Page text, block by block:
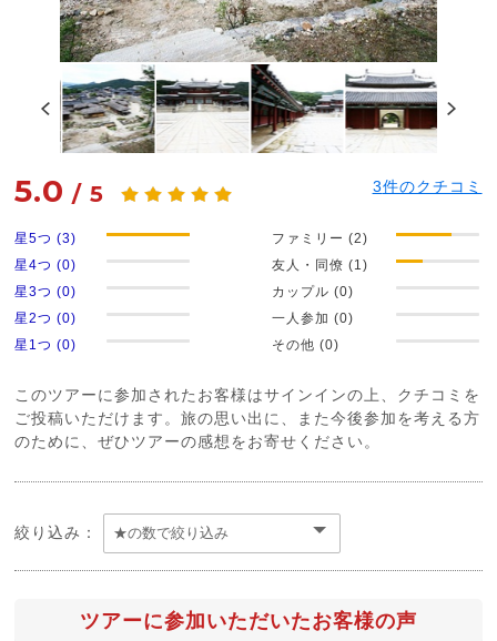
5.0 /5 3件のクチコミ
星5つ (3)
星4つ (0)
星3つ (0)
星2つ (0)
星1つ (0)
ファミリー (2)
友人・同僚 (1)
カップル (0)
一人参加 (0)
その他 (0)
このツアーに参加されたお客様はサインインの上、クチコミを
ご投稿いただけます。旅の思い出に、また今後参加を考える方
のために、ぜひツアーの感想をお寄せください。
絞り込み：
ツアーに参加いただいたお客様の声